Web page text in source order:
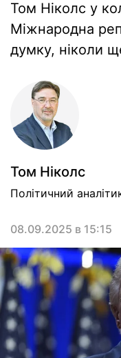
Том Ніколс у
Міжнародна
думку, ніколи
Том Нiколс
Політичний
08.09.2025 в 15:15